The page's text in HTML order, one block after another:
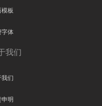
模板
字体
我们
我们
申明